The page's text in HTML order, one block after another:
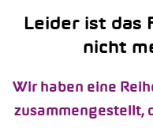
Leider ist das
nicht
Wir haben eine
zusammengestellt,